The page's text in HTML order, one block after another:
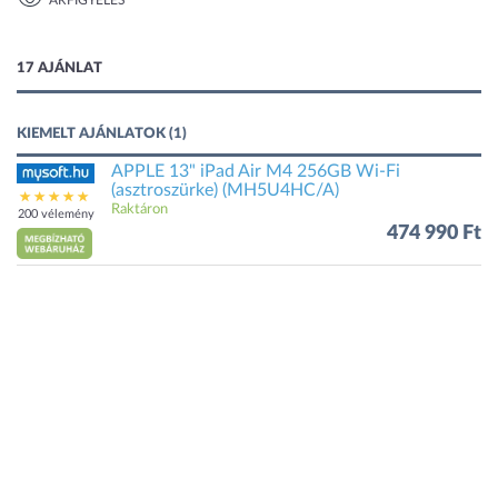
17 AJÁNLAT
KIEMELT AJÁNLATOK (1)
200 vélemény
APPLE 13" iPad Air M4 256GB Wi-Fi
(asztroszürke) (MH5U4HC/A)
Raktáron
474 990 Ft